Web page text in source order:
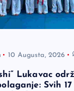
10 Augusta, 2026
Lukavac
Svih